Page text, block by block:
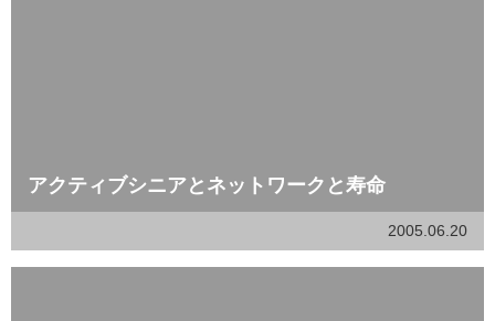
アクティブシニアとネットワークと寿命
2005.06.20